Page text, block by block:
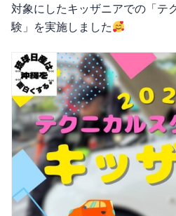
対象にしたキッザニアでの「テ
験」を実施しました